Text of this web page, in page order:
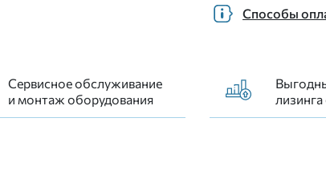
Способы
Сервисное обслуживание
и монтаж оборудования